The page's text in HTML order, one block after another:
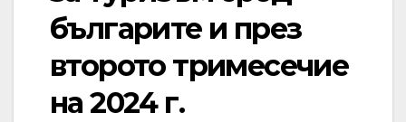
българите и през
второто тримесечие
на 2024 г.